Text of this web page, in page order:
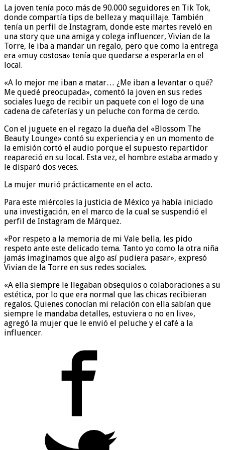
La joven tenía poco más de 90.000 seguidores en Tik Tok,
donde compartía tips de belleza y maquillaje. También
tenía un perfil de Instagram, donde este martes reveló en
una story que una amiga y colega influencer, Vivian de la
Torre, le iba a mandar un regalo, pero que como la entrega
era «muy costosa» tenía que quedarse a esperarla en el
local.
«A lo mejor me iban a matar… ¿Me iban a levantar o qué?
Me quedé preocupada», comentó la joven en sus redes
sociales luego de recibir un paquete con el logo de una
cadena de cafeterías y un peluche con forma de cerdo.
Con el juguete en el regazo la dueña del «Blossom The
Beauty Lounge» contó su experiencia y en un momento de
la emisión cortó el audio porque el supuesto repartidor
reapareció en su local. Esta vez, el hombre estaba armado y
le disparó dos veces.
La mujer murió prácticamente en el acto.
Para este miércoles la justicia de México ya había iniciado
una investigación, en el marco de la cual se suspendió el
perfil de Instagram de Márquez.
«Por respeto a la memoria de mi Vale bella, les pido
respeto ante este delicado tema. Tanto yo como la otra niña
jamás imaginamos que algo así pudiera pasar», expresó
Vivian de la Torre en sus redes sociales.
«A ella siempre le llegaban obsequios o colaboraciones a su
estética, por lo que era normal que las chicas recibieran
regalos. Quienes conocían mi relación con ella sabían que
siempre le mandaba detalles, estuviera o no en live»,
agregó la mujer que le envió el peluche y el café a la
influencer.